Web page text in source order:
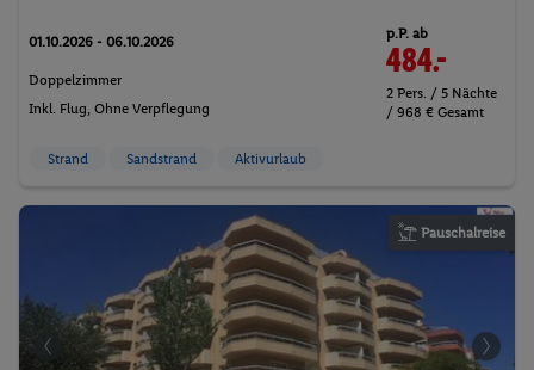
01.10.2026 - 06.10.2026
Doppelzimmer
Inkl. Flug, Ohne Verpflegung
p.P. ab
484.-
2 Pers. / 5 Nächte
/ 968 € Gesamt
Strand Sandstrand Aktivurlaub
Pauschalreise